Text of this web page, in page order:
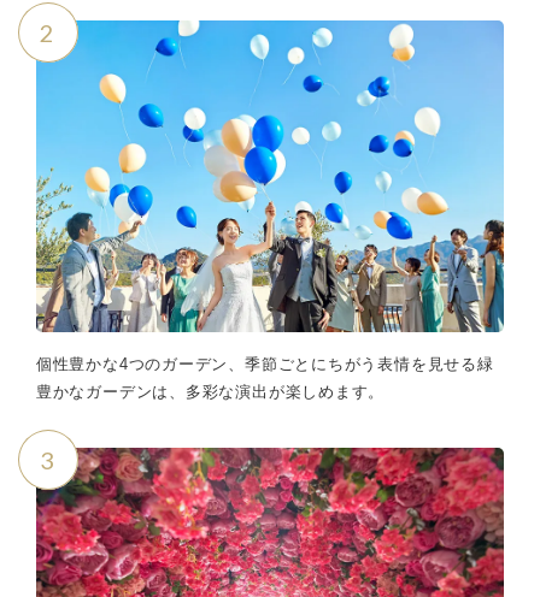
2
個性豊かな4つのガーデン、季節ごとにちがう表情を見せる緑
豊かなガーデンは、多彩な演出が楽しめます。
3